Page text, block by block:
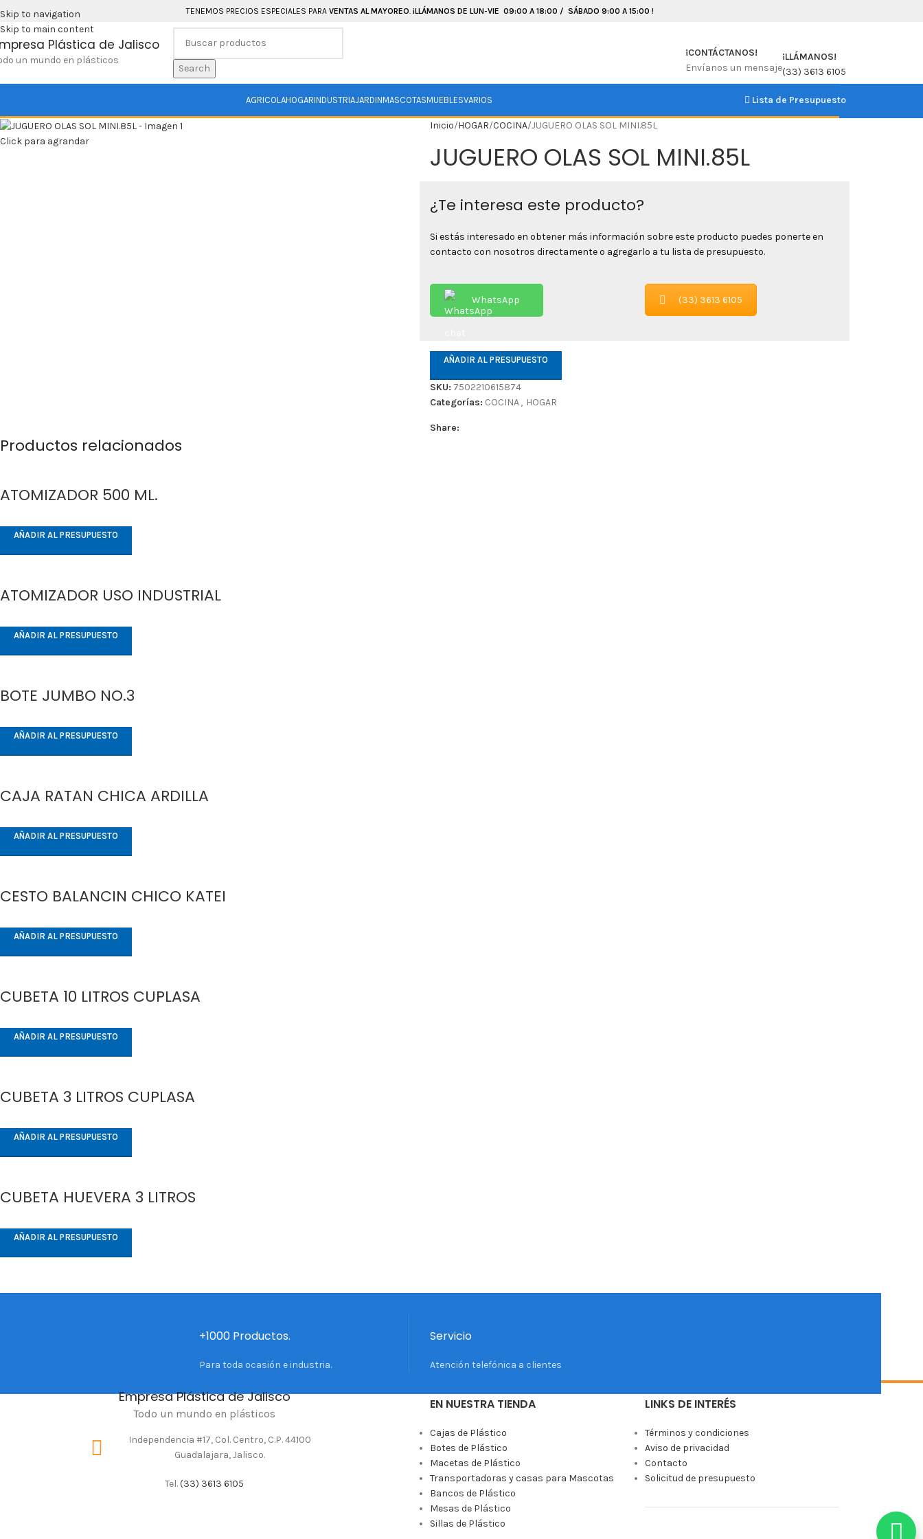
Skip to navigation
Skip to main content
TENEMOS PRECIOS ESPECIALES PARA VENTAS AL MAYOREO. ¡LLÁMANOS DE LUN-VIE 09:00 A 18:00 / SÁBADO 9:00 A 15:00 !
Plástica de Jalisco
un mundo en plásticos
Search
¡CONTÁCTANOS!
Envíanos un mensaje
¡LLÁMANOS!
(33) 3613 6105
AGRICOLAHOGARINDUSTRIAJARDINMASCOTASMUEBLESVARIOS Lista de Presupuesto
Click para agrandar
Inicio HOGAR COCINA JUGUERO OLAS SOL MINI.85L
JUGUERO OLAS SOL MINI.85L
¿Te interesa este producto?
Si estás interesado en obtener más información sobre este producto puedes ponerte en
contacto con nosotros directamente o agregarlo a tu lista de presupuesto.
WhatsApp (33) 3613 6105
AÑADIR AL PRESUPUESTO
SKU: 7502210615874
Categorías: COCINA, HOGAR
Share:
Productos relacionados
ATOMIZADOR 500 ML.
AÑADIR AL PRESUPUESTO
ATOMIZADOR USO INDUSTRIAL
AÑADIR AL PRESUPUESTO
BOTE JUMBO NO.3
AÑADIR AL PRESUPUESTO
CAJA RATAN CHICA ARDILLA
AÑADIR AL PRESUPUESTO
CESTO BALANCIN CHICO KATEI
AÑADIR AL PRESUPUESTO
CUBETA 10 LITROS CUPLASA
AÑADIR AL PRESUPUESTO
CUBETA 3 LITROS CUPLASA
AÑADIR AL PRESUPUESTO
CUBETA HUEVERA 3 LITROS
AÑADIR AL PRESUPUESTO
+1000 Productos.
Para toda ocasión e industria.
Servicio
Atención telefónica a clientes
Empresa Plástica de Jalisco
Todo un mundo en plásticos
Independencia #17, Col. Centro, C.P. 44100
Guadalajara, Jalisco.
Tel.(33) 3613 6105
EN NUESTRA TIENDA
Cajas de Plástico
Botes de Plástico
Macetas de Plástico
Transportadoras y casas para Mascotas
Bancos de Plástico
Mesas de Plástico
Sillas de Plástico
LINKS DE INTERÉS
Términos y condiciones
Aviso de privacidad
Contacto
Solicitud de presupuesto